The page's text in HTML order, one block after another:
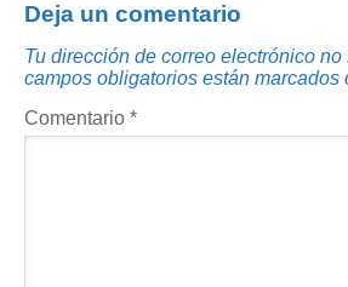
Deja un comentario
Tu dirección de correo electrónico
campos obligatorios están marcados
Comentario *